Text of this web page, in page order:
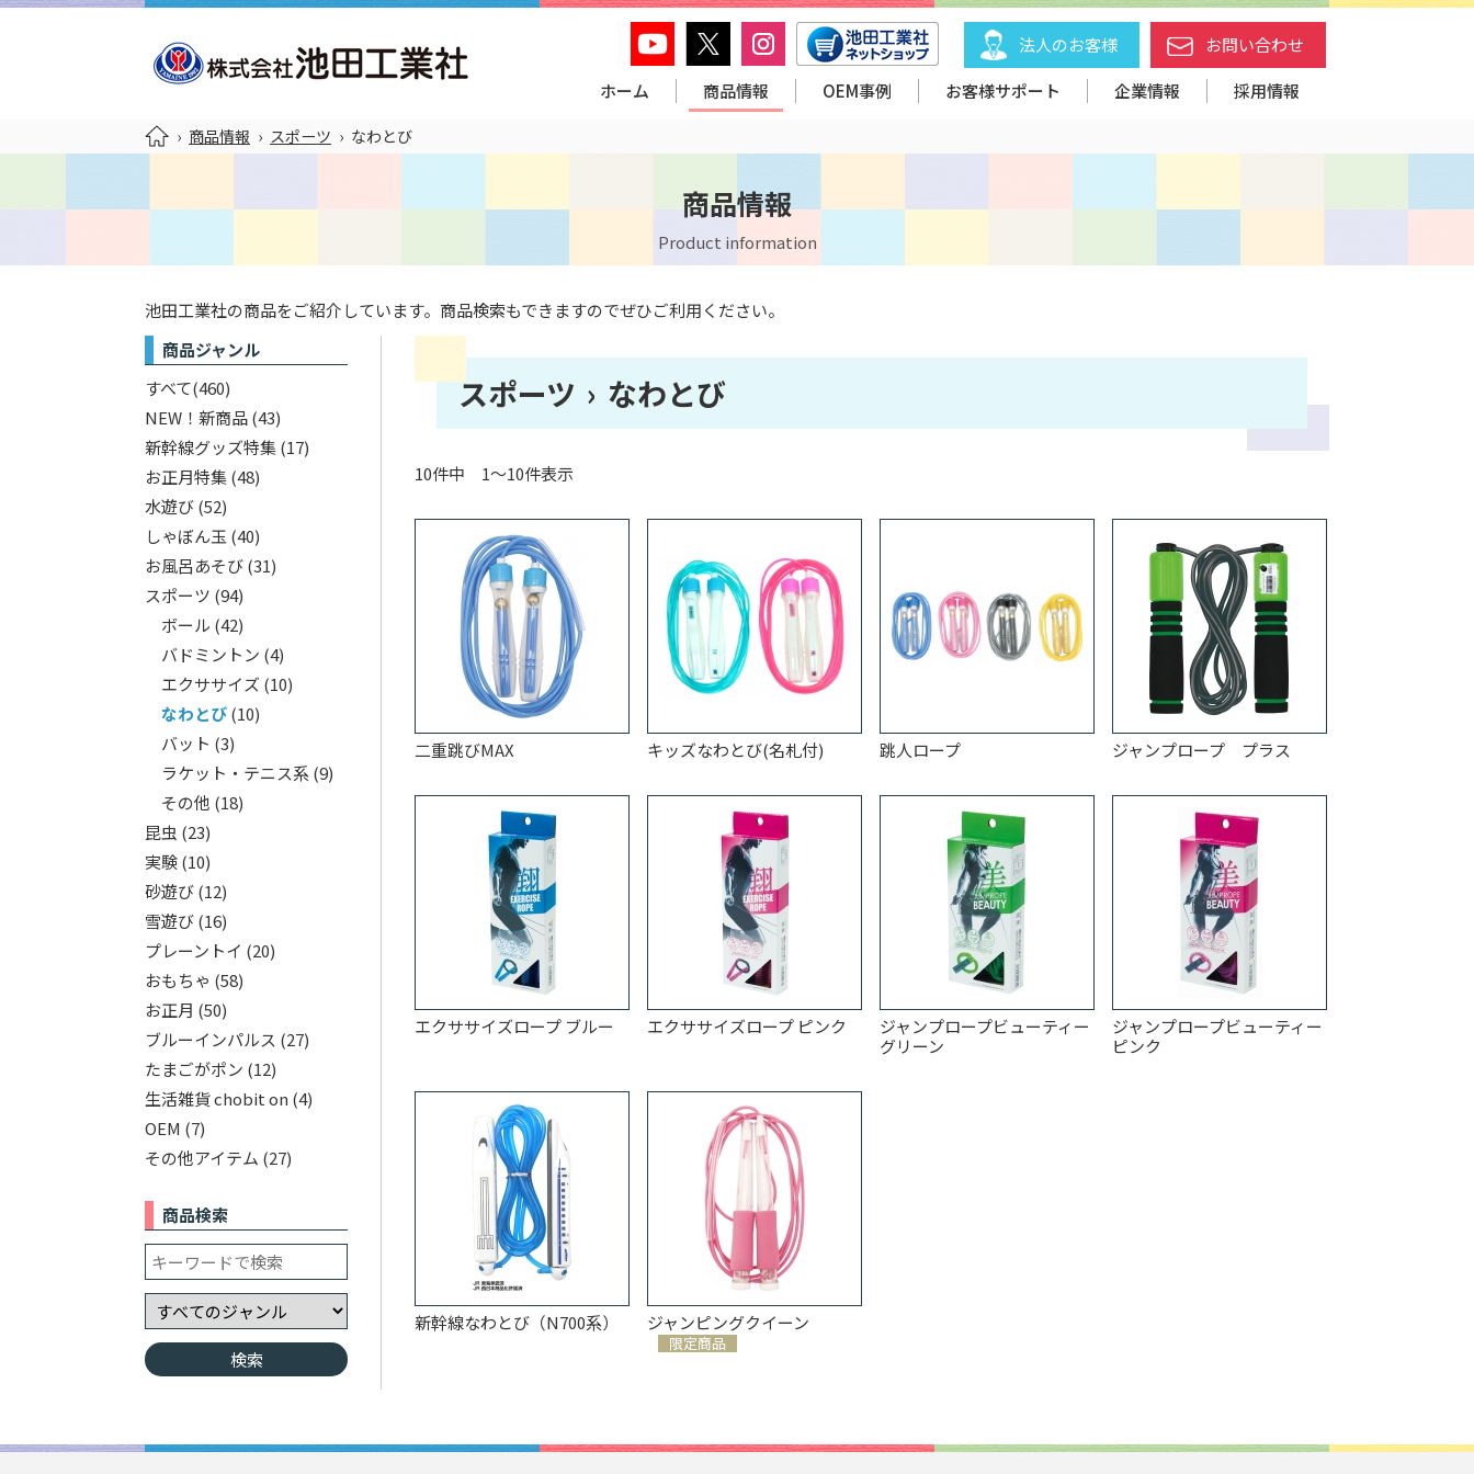
法人のお客様
お問い合わせ
ホーム
商品情報 OEM事例 お客様サポート 企業情報 採用情報
› 商品情報 › スポーツ › なわとび
商品情報
Product information
池田工業社の商品をご紹介しています。商品検索もできますのでぜひご利用ください。
商品ジャンル
すべて(460)
NEW！新商品(43)
新幹線グッズ特集(17)
お正月特集(48)
水遊び(52)
しゃぼん玉 (40)
お風呂あそび(31)
スポーツ (94)
ボール (42)
バドミントン (4)
エクササイズ (10)
なわとび(10)
バット (3)
ラケット・テニス系 (9)
その他 (18)
昆虫 (23)
実験(10)
砂遊び(12)
雪遊び(16)
プレーントイ (20)
おもちゃ (58)
お正月 (50)
ブルーインパルス (27)
たまごがポン (12)
生活雑貨 chobit on (4)
OEM (7)
その他アイテム (27)
商品検索
スポーツ › なわとび
10件中 1～10件表示
二重跳びMAX キッズなわとび(名札付) 跳人ロープ ジャンプロープ プラス
エクササイズロープ ブルー エクササイズロープ ピンク
ジャンプロープビューティー
グリーン
ジャンプロープビューティー
ピンク
新幹線なわとび（N700系） ジャンピングクイーン
限定商品